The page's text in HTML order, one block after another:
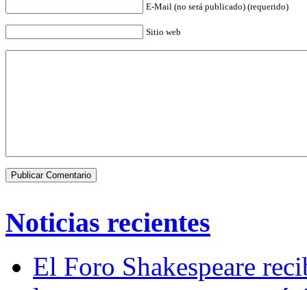
E-Mail (no será publicado) (requerido)
Sitio web
Noticias recientes
El Foro Shakespeare